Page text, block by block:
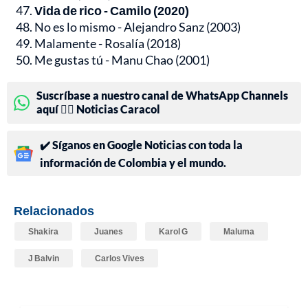
Vida de rico - Camilo (2020)
No es lo mismo - Alejandro Sanz (2003)
Malamente - Rosalía (2018)
Me gustas tú - Manu Chao (2001)
Suscríbase a nuestro canal de WhatsApp Channels
aquí 👉🏻 Noticias Caracol
✔️ Síganos en Google Noticias con toda la
información de Colombia y el mundo.
Relacionados
Shakira Juanes Karol G Maluma
J Balvin Carlos Vives